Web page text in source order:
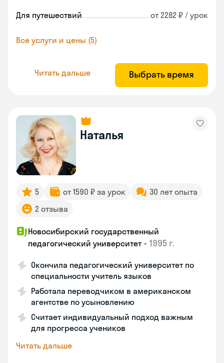
Для путешествий от 2282 ₽ / урок
Все услуги и цены (5)
Читать дальше Выбрать время
Наталья
5 от 1590 ₽ за урок
30 лет опыта
2 отзыва
Новосибирский государственный
педагогический университет • 1995 г.
Окончила педагогический университет по
специальности учитель языков
Работала переводчиком в американском
агентстве по усыновлению
Считает индивидуальный подход важным
для прогресса учеников
Читать дальше